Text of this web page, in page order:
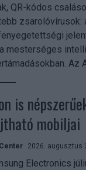
QR-kódos
zsarolóvírusok:
mesterséges
Az
is
mobiljai
2026. augusztus
Electronics